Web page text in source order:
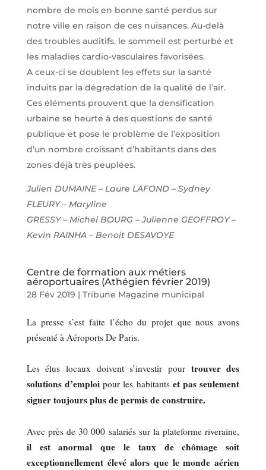
nombre de mois en bonne santé perdus sur
notre ville en raison de ces nuisances. Au-delà
des troubles auditifs, le sommeil est perturbé et
les maladies cardio-vasculaires favorisées.
A ceux-ci se doublent les effets sur la santé
induits par la dégradation de la qualité de l’air.
Ces éléments prouvent que la densification
urbaine se heurte à des questions de santé
publique et pose le problème de l’exposition
d’un nombre croissant d’habitants dans des
zones déjà très peuplées.
Julien DUMAINE – Laure LAFOND – Sydney
FLEURY – Maryline
GRESSY – Michel BOURG – Julienne GEOFFROY –
Kevin RAINHA – Benoit DESAVOYE
Centre de formation aux métiers
aéroportuaires (Athégien février 2019)
28 Fév 2019 | Tribune Magazine municipal
La presse s’est faite l’écho du projet que nous avons
présenté à Aéroports De Paris.
Les élus locaux doivent s’investir pour trouver des
solutions d’emploi pour les habitants et pas seulement
signer toujours plus de permis de construire.
Avec près de 30 000 salariés sur la plateforme riveraine,
il est anormal que le taux de chômage soit
exceptionnellement élevé alors que le monde aérien